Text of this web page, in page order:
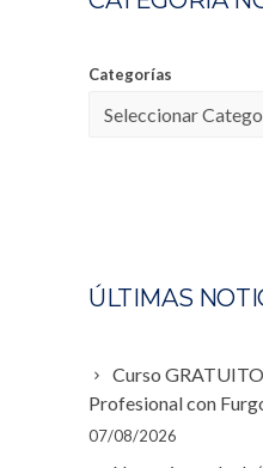
Categorías
ÚLTIMAS
Curso
Profesional con
07/08/2026